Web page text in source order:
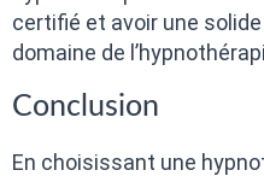
certifié et avoir une
domaine de
Conclusion
En choisissant une